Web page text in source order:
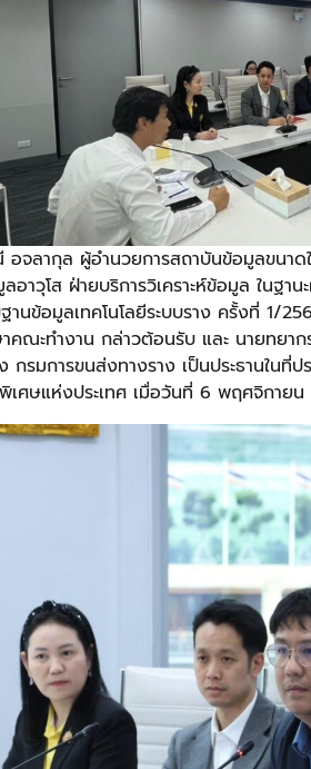
อจลากุล ผู้อำนวยการสถาบันข้อมูลขน
ลอาวุโส ฝ่ายบริการวิเคราะห์ข้อมูล ในฐ
นข้อมูลเทคโนโลยีระบบราง ครั้งที่ 1/
คณะทำงาน กล่าวต้อนรับ และ นายทย
กรมการขนส่งทางราง เป็นประธานใ
เศษแห่งประเทศ เมื่อวันที่ 6 พฤศจิกาย